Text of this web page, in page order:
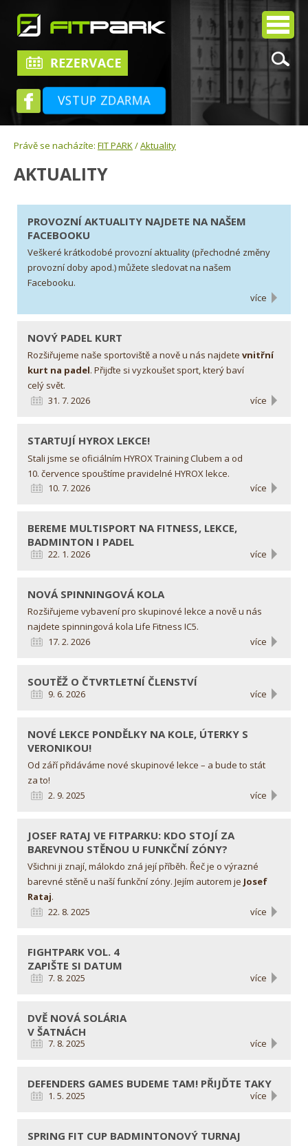
VSTUP ZDARMA
Právě se nacházíte: FIT PARK/Aktuality
AKTUALITY
PROVOZNÍ AKTUALITY NAJDETE NA NAŠEM
FACEBOOKU
Veškeré krátkodobé provozní aktuality (přechodné změny
provozní doby apod.) můžete sledovat na našem
Facebooku.
více
NOVÝ PADEL KURT
Rozšiřujeme naše sportoviště a nově u nás najdete vnitřní
kurt na padel. Přijďte si vyzkoušet sport, který baví
celý svět.
31. 7. 2026
více
STARTUJÍ HYROX LEKCE!
Stali jsme se oficiálním HYROX Training Clubem a od
10. července spouštíme pravidelné HYROX lekce.
10. 7. 2026
více
BEREME MULTISPORT NA FITNESS, LEKCE,
BADMINTON I PADEL
22. 1. 2026 více
NOVÁ SPINNINGOVÁ KOLA
Rozšiřujeme vybavení pro skupinové lekce a nově u nás
najdete spinningová kola Life Fitness IC5.
17. 2. 2026
více
SOUTĚŽ O ČTVRTLETNÍ ČLENSTVÍ
9. 6. 2026 více
NOVÉ LEKCE PONDĚLKY NA KOLE, ÚTERKY S
VERONIKOU!
Od září přidáváme nové skupinové lekce – a bude to stát
za to!
2. 9. 2025
více
JOSEF RATAJ VE FITPARKU: KDO STOJÍ ZA
BAREVNOU STĚNOU U FUNKČNÍ ZÓNY?
Všichni ji znají, málokdo zná její příběh. Řeč je o výrazné
barevné stěně u naší funkční zóny. Jejím autorem je Josef
Rataj.
22. 8. 2025
více
FIGHTPARK VOL. 4
ZAPIŠTE SI DATUM
7. 8. 2025 více
DVĚ NOVÁ SOLÁRIA
V ŠATNÁCH
7. 8. 2025 více
DEFENDERS GAMES BUDEME TAM! PŘIJĎTE TAKY
1. 5. 2025 více
SPRING FIT CUP BADMINTONOVÝ TURNAJ